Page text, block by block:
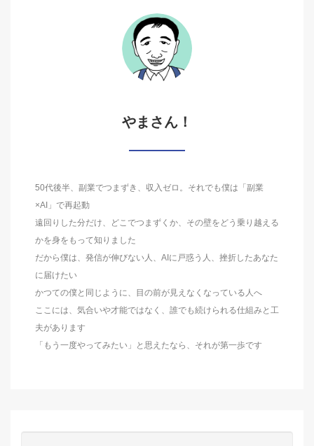
やまさん！
50代後半、副業でつまずき、収入ゼロ。それでも僕は「副業
×AI」で再起動
遠回りした分だけ、どこでつまずくか、その壁をどう乗り越える
かを身をもって知りました
だから僕は、発信が伸びない人、AIに戸惑う人、挫折したあなた
に届けたい
かつての僕と同じように、目の前が見えなくなっている人へ
ここには、気合いや才能ではなく、誰でも続けられる仕組みと工
夫があります
「もう一度やってみたい」と思えたなら、それが第一歩です